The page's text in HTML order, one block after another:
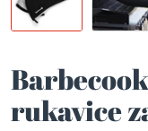
rukavice